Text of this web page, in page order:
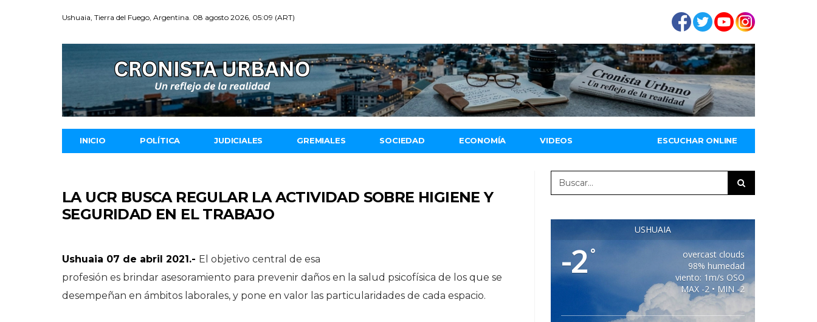
Ushuaia, Tierra del Fuego, Argentina. 08 agosto 2026, 05:09 (ART)
INICIO POLÍTICA JUDICIALES GREMIALES SOCIEDAD ECONOMÍA VIDEOS ESCUCHAR ONLINE
LA UCR BUSCA REGULAR LA ACTIVIDAD SOBRE HIGIENE Y
SEGURIDAD EN EL TRABAJO
Ushuaia 07 de abril 2021.- El objetivo central de esa
profesión es brindar asesoramiento para prevenir daños en la salud psicofísica de los que se
desempeñan en ámbitos laborales, y pone en valor las particularidades de cada espacio.
USHUAIA
-2°
overcast clouds
98% humedad
viento: 1m/s OSO
MAX -2 • MIN -2